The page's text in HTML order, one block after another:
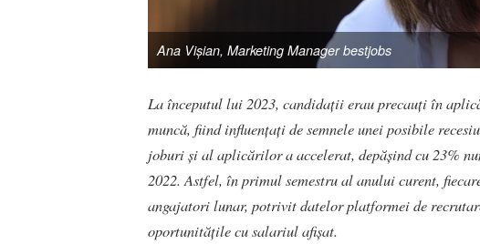
Ana Vișian, Marketing Manager bestjobs
La începutul lui 2023, candidații erau precauți în
muncă, fiind influențați de semnele unei posibile
joburi și al aplicărilor a accelerat, depășind cu 23%
2022. Astfel, în primul semestru al anului curent,
angajatori lunar, potrivit datelor platformei de
oportunitățile cu salariul afișat.